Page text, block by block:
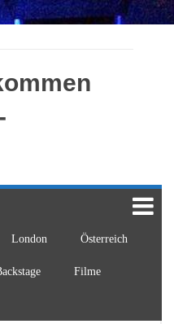
London Österreich
Filme